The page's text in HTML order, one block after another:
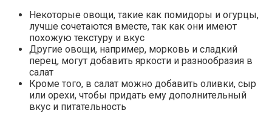
Некоторые овощи, такие как помидоры и огурцы,
лучше сочетаются вместе, так как они имеют
похожую текстуру и вкус
Другие овощи, например, морковь и сладкий
перец, могут добавить яркости и разнообразия в
салат
Кроме того, в салат можно добавить оливки, сыр
или орехи, чтобы придать ему дополнительный
вкус и питательность